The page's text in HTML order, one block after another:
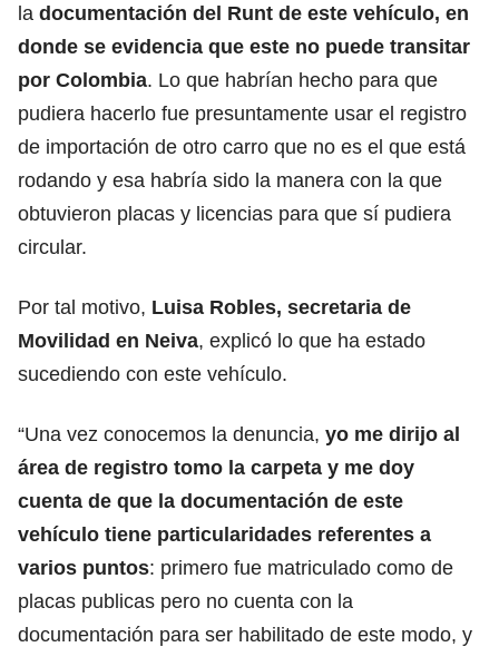
la documentación del Runt de este vehículo, en
donde se evidencia que este no puede transitar
por Colombia. Lo que habrían hecho para que
pudiera hacerlo fue presuntamente usar el registro
de importación de otro carro que no es el que está
rodando y esa habría sido la manera con la que
obtuvieron placas y licencias para que sí pudiera
circular.
Por tal motivo, Luisa Robles, secretaria de
Movilidad en Neiva, explicó lo que ha estado
sucediendo con este vehículo.
“Una vez conocemos la denuncia, yo me dirijo al
área de registro tomo la carpeta y me doy
cuenta de que la documentación de este
vehículo tiene particularidades referentes a
varios puntos: primero fue matriculado como de
placas publicas pero no cuenta con la
documentación para ser habilitado de este modo, y